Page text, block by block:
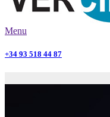
Menu
+34 93 518 44 87